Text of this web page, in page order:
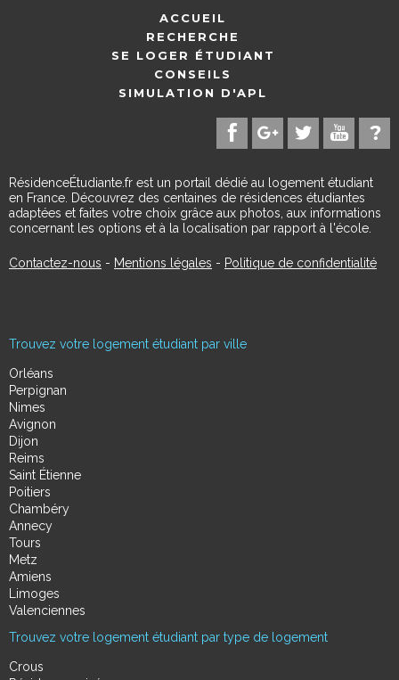
ACCUEIL
RECHERCHE
SE LOGER ÉTUDIANT
CONSEILS
SIMULATION D'APL
RésidenceÉtudiante.fr est un portail dédié au logement étudiant
en France. Découvrez des centaines de résidences étudiantes
adaptées et faites votre choix grâce aux photos, aux informations
concernant les options et à la localisation par rapport à l'école.
Contactez-nous - Mentions légales - Politique de confidentialité
Trouvez votre logement étudiant par ville
Orléans
Perpignan
Nimes
Avignon
Dijon
Reims
Saint Étienne
Poitiers
Chambéry
Annecy
Tours
Metz
Amiens
Limoges
Valenciennes
Trouvez votre logement étudiant par type de logement
Crous